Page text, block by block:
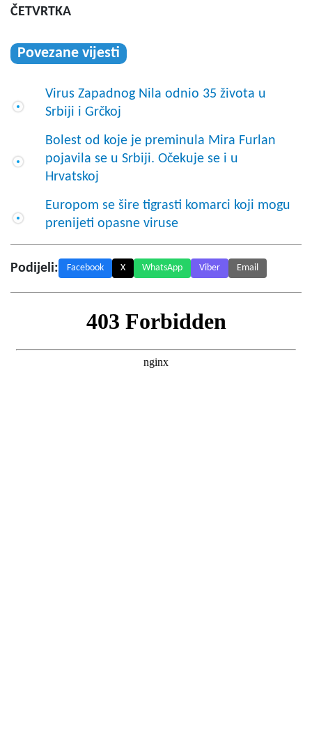
ČETVRTKA
Povezane vijesti
Virus Zapadnog Nila odnio 35 života u
Srbiji i Grčkoj
Bolest od koje je preminula Mira Furlan
pojavila se u Srbiji. Očekuje se i u
Hrvatskoj
Europom se šire tigrasti komarci koji mogu
prenijeti opasne viruse
Podijeli: Facebook X WhatsApp Viber Email